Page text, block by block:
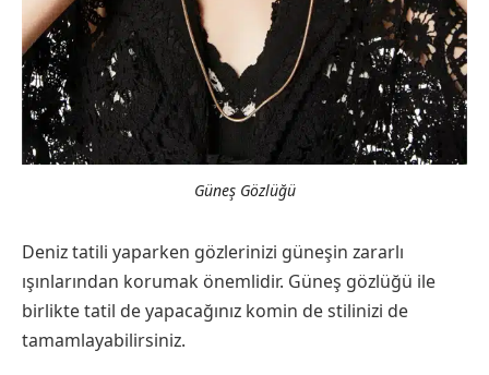
Güneş Gözlüğü
Deniz tatili yaparken gözlerinizi güneşin zararlı
ışınlarından korumak önemlidir. Güneş gözlüğü ile
birlikte tatil de yapacağınız komin de stilinizi de
tamamlayabilirsiniz.